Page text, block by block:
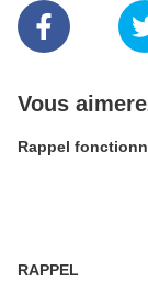
Vous
Rappel
RAPPEL